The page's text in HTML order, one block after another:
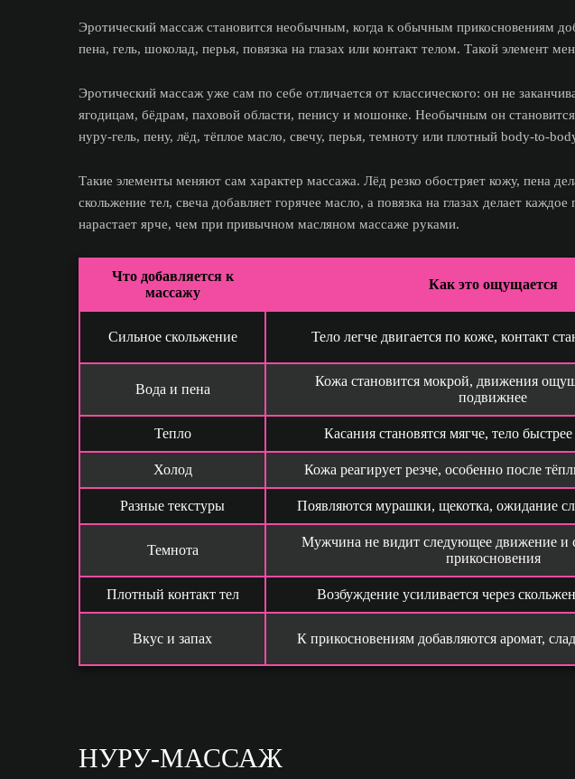
Эротический массаж становится необычным, когда к обычным прикосновениям
пена, гель, шоколад, перья, повязка на глазах или контакт телом. Такой элемент
Эротический массаж уже сам по себе отличается от классического: он не
ягодицам, бёдрам, паховой области, пенису и мошонке. Необычным он
нуру-гель, пену, лёд, тёплое масло, свечу, перья, темноту или плотный body-to-
Такие элементы меняют сам характер массажа. Лёд резко обостряет кожу, пена
скольжение тел, свеча добавляет горячее масло, а повязка на глазах делает
нарастает ярче, чем при привычном масляном массаже руками.
Что добавляется к
массажу
Как это ощущается
Сильное скольжение Тело легче двигается по коже, контакт
Вода и пена
Кожа становится мокрой, движения
подвижнее
Тепло Касания становятся мягче, тело быстрее
Холод Кожа реагирует резче, особенно после
Разные текстуры Появляются мурашки, щекотка, ожидание
Темнота
Мужчина не видит следующее движение и
прикосновения
Плотный контакт тел Возбуждение усиливается через
Вкус и запах К прикосновениям добавляются аромат,
НУРУ-МАССАЖ